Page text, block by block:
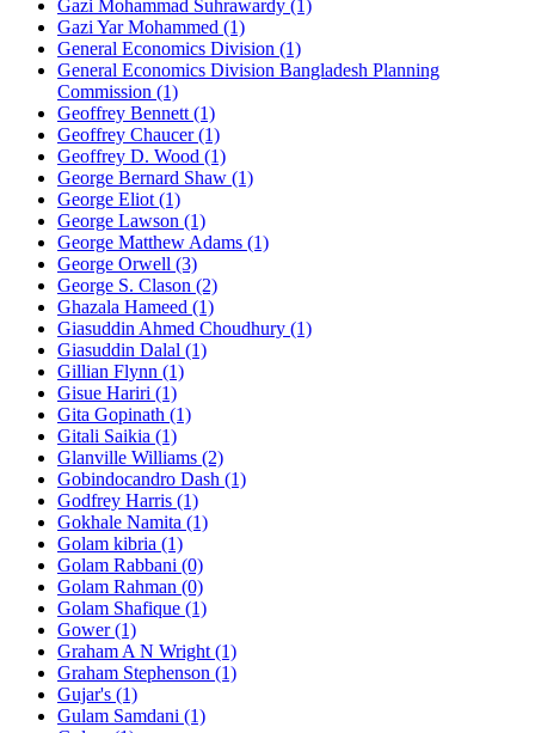
Gazi Mohammad Suhrawardy (1)
Gazi Yar Mohammed (1)
General Economics Division (1)
General Economics Division Bangladesh Planning
Commission (1)
Geoffrey Bennett (1)
Geoffrey Chaucer (1)
Geoffrey D. Wood (1)
George Bernard Shaw (1)
George Eliot (1)
George Lawson (1)
George Matthew Adams (1)
George Orwell (3)
George S. Clason (2)
Ghazala Hameed (1)
Giasuddin Ahmed Choudhury (1)
Giasuddin Dalal (1)
Gillian Flynn (1)
Gisue Hariri (1)
Gita Gopinath (1)
Gitali Saikia (1)
Glanville Williams (2)
Gobindocandro Dash (1)
Godfrey Harris (1)
Gokhale Namita (1)
Golam kibria (1)
Golam Rabbani (0)
Golam Rahman (0)
Golam Shafique (1)
Gower (1)
Graham A N Wright (1)
Graham Stephenson (1)
Gujar's (1)
Gulam Samdani (1)